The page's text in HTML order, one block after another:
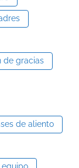
de gracias
de aliento